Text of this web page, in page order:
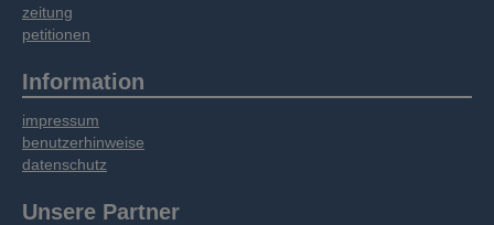
zeitung
petitionen
Information
impressum
benutzerhinweise
datenschutz
Unsere Partner